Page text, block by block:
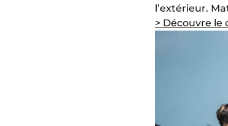
l’extérieur.
> Découvre le